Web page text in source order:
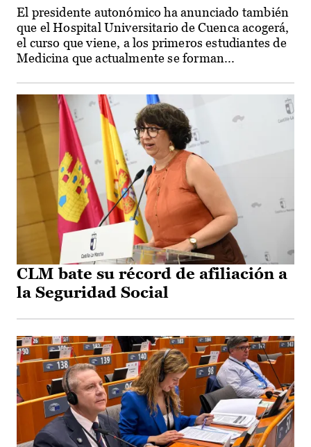
El presidente autonómico ha anunciado también
que el Hospital Universitario de Cuenca acogerá,
el curso que viene, a los primeros estudiantes de
Medicina que actualmente se forman...
CLM bate su récord de afiliación a
la Seguridad Social